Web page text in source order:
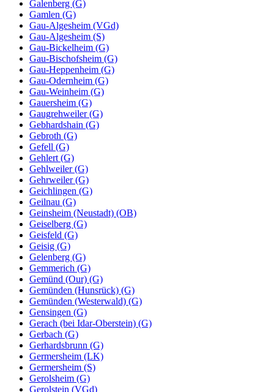
Galenberg (G)
Gamlen (G)
Gau-Algesheim (VGd)
Gau-Algesheim (S)
Gau-Bickelheim (G)
Gau-Bischofsheim (G)
Gau-Heppenheim (G)
Gau-Odernheim (G)
Gau-Weinheim (G)
Gauersheim (G)
Gaugrehweiler (G)
Gebhardshain (G)
Gebroth (G)
Gefell (G)
Gehlert (G)
Gehlweiler (G)
Gehrweiler (G)
Geichlingen (G)
Geilnau (G)
Geinsheim (Neustadt) (OB)
Geiselberg (G)
Geisfeld (G)
Geisig (G)
Gelenberg (G)
Gemmerich (G)
Gemünd (Our) (G)
Gemünden (Hunsrück) (G)
Gemünden (Westerwald) (G)
Gensingen (G)
Gerach (bei Idar-Oberstein) (G)
Gerbach (G)
Gerhardsbrunn (G)
Germersheim (LK)
Germersheim (S)
Gerolsheim (G)
Gerolstein (VGd)